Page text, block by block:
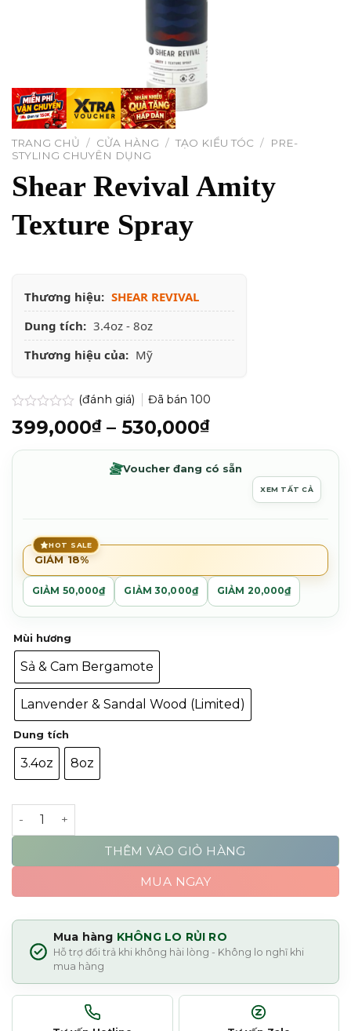
TRANG CHỦ / CỬA HÀNG / TẠO KIỂU TÓC /
PRE-
STYLING CHUYÊN DỤNG
Shear Revival Amity
Texture Spray
Thương hiệu: SHEAR REVIVAL
Dung tích: 3.4oz - 8oz
Thương hiệu của: Mỹ
Được
xếp
0.0
(đánh giá) Đã bán 100
399,000₫ – 530,000₫Khoảng
giá:
từ
399,000₫
Voucher đang có sẵn
XEM TẤT CẢ
HOT SALE
GIẢM 18%
GIẢM 50,000₫ GIẢM 30,000₫ GIẢM 20,000₫
Mùi hương
Sả & Cam Bergamote
Lanvender & Sandal Wood (Limited)
Dung tích
3.4oz 8oz
Shear Revival Amity Texture Spray số lượng
THÊM VÀO GIỎ HÀNG
MUA NGAY
Mua hàng KHÔNG LO RỦI RO
Hỗ trợ đổi trả khi không hài lòng - Không lo nghĩ khi
mua hàng